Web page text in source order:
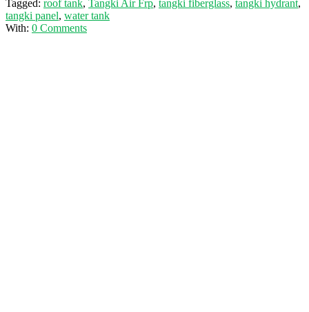
Tagged: roof tank, Tangki Air Frp, tangki fiberglass, tangki hydrant,
tangki panel, water tank
With: 0 Comments